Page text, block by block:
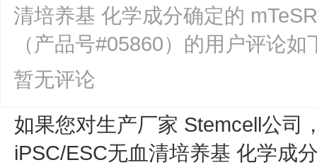
清培养基 化学成分确定的
（产品号#05860）的用户评论如
暂无评论
如果您对生产厂家 Stemcell公司
iPSC/ESC无血清培养基 化学成